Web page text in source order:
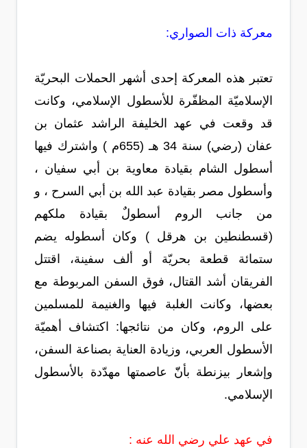
معركة ذات الصواري:
تعتبر هذه المعركة إحدى أشهر الحملات البحريّة
الإسلاميّة المظفّرة للأسطول الإسلامي، وكانت
قد وقعت في عهد الخليفة الراشد عثمان بن
عفان (رضي) سنة 34 هـ (655م ) واشترك فيها
أسطول الشام بقيادة معاوية بن أبي سفيان ،
وأسطول مصر بقيادة عبد الله بن أبي السرح ، و
من جانب الروم أسطولٌ بقيادة ملكهم
(قسطنطين بن هرقل ) وكان أسطوله يضم
ستمائة قطعة بحريّة أو ألف سفينة، اقتتل
الفريقان أشد القتال، فوق السفن المربوطة مع
بعضها، وكانت الغلبة فيها والغنيمة للمسلمين
على الروم، وكان من نتائجها: اكتشاف أهميّة
الأسطول العربي، وزيادة العناية بصناعة السفن،
وإشعار بيزنطة بأنّّ عاصمتها مهدّدة بالأسطول
الإسلامي.
في عهد علي رضي الله عنه :